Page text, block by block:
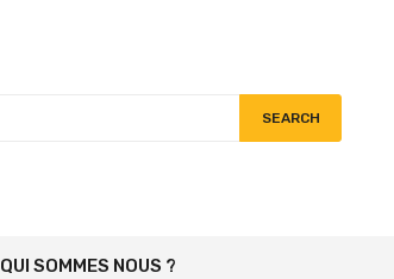
SEARCH
QUI SOMMES NOUS ?